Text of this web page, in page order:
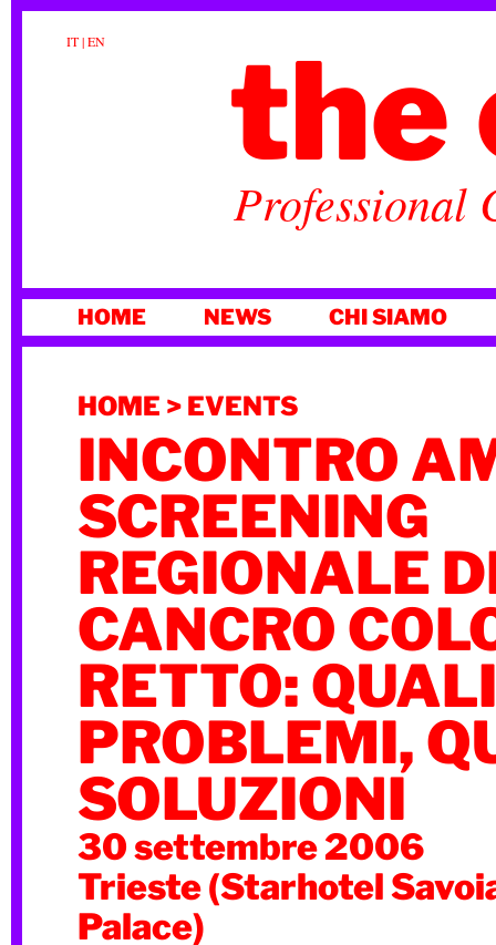
IT|EN the
Professional
AL
HOME NEWS CHI SIAMO
HOME > EVENTS
INCONTRO
SCREENING
REGIONALE
CANCRO
RETTO:
PROBLEMI,
SOLUZIONI
30 settembre 2006
Trieste (Starhotel
Palace)